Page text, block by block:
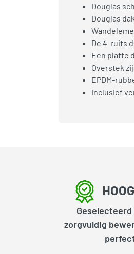
Douglas
Douglas
De 4-ruits
Een platte
Overstek
EPDM-
Inclusief
zorgvuldig